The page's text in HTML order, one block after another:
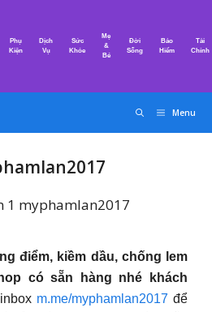
Phụ
Kiện
Dịch
Vụ
Sức
Khỏe
Mẹ
&
Bé
Đời
Sống
Bảo
Hiểm
Tài
Chính
Menu
điểm, kiềm dầu, chống lem
có sẵn hàng nhé khách
m.me/myphamlan2017 để